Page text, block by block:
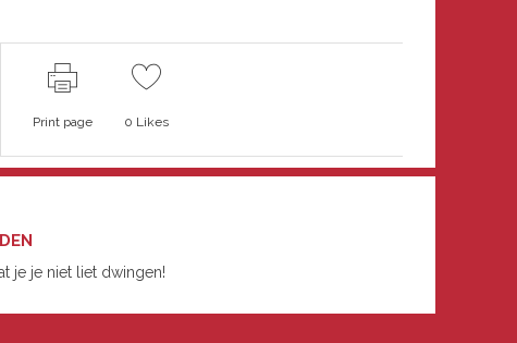
Print page 0 Likes
je je niet liet dwingen!